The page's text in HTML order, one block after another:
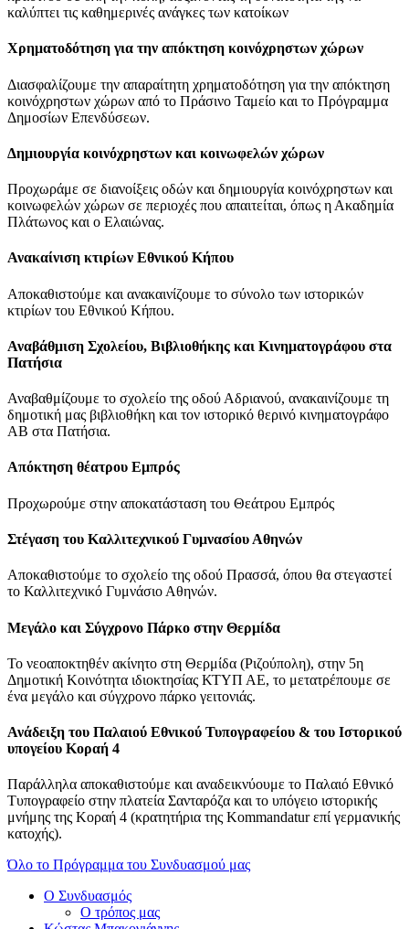
καλύπτει τις καθημερινές ανάγκες των κατοίκων
Χρηματοδότηση για την απόκτηση κοινόχρηστων χώρων
Διασφαλίζουμε την απαραίτητη χρηματοδότηση για την απόκτηση
κοινόχρηστων χώρων από το Πράσινο Ταμείο και το Πρόγραμμα
Δημοσίων Επενδύσεων.
Δημιουργία κοινόχρηστων και κοινωφελών χώρων
Προχωράμε σε διανοίξεις οδών και δημιουργία κοινόχρηστων και
κοινωφελών χώρων σε περιοχές που απαιτείται, όπως η Ακαδημία
Πλάτωνος και ο Ελαιώνας.
Ανακαίνιση κτιρίων Εθνικού Κήπου
Αποκαθιστούμε και ανακαινίζουμε το σύνολο των ιστορικών
κτιρίων του Εθνικού Κήπου.
Αναβάθμιση Σχολείου, Βιβλιοθήκης και Κινηματογράφου στα
Πατήσια
Αναβαθμίζουμε το σχολείο της οδού Αδριανού, ανακαινίζουμε τη
δημοτική μας βιβλιοθήκη και τον ιστορικό θερινό κινηματογράφο
ΑΒ στα Πατήσια.
Απόκτηση θέατρου Εμπρός
Προχωρούμε στην αποκατάσταση του Θεάτρου Εμπρός
Στέγαση του Καλλιτεχνικού Γυμνασίου Αθηνών
Αποκαθιστούμε το σχολείο της οδού Πρασσά, όπου θα στεγαστεί
το Καλλιτεχνικό Γυμνάσιο Αθηνών.
Μεγάλο και Σύγχρονο Πάρκο στην Θερμίδα
Το νεοαποκτηθέν ακίνητο στη Θερμίδα (Ριζούπολη), στην 5η
Δημοτική Κοινότητα ιδιοκτησίας ΚΤΥΠ ΑΕ, το μετατρέπουμε σε
ένα μεγάλο και σύγχρονο πάρκο γειτονιάς.
Ανάδειξη του Παλαιού Εθνικού Τυπογραφείου & του Ιστορικού
υπογείου Κοραή 4
Παράλληλα αποκαθιστούμε και αναδεικνύουμε το Παλαιό Εθνικό
Τυπογραφείο στην πλατεία Σανταρόζα και το υπόγειο ιστορικής
μνήμης της Κοραή 4 (κρατητήρια της Kommandatur επί γερμανικής
κατοχής).
Όλο το Πρόγραμμα του Συνδυασμού μας
Ο Συνδυασμός
Ο τρόπος μας